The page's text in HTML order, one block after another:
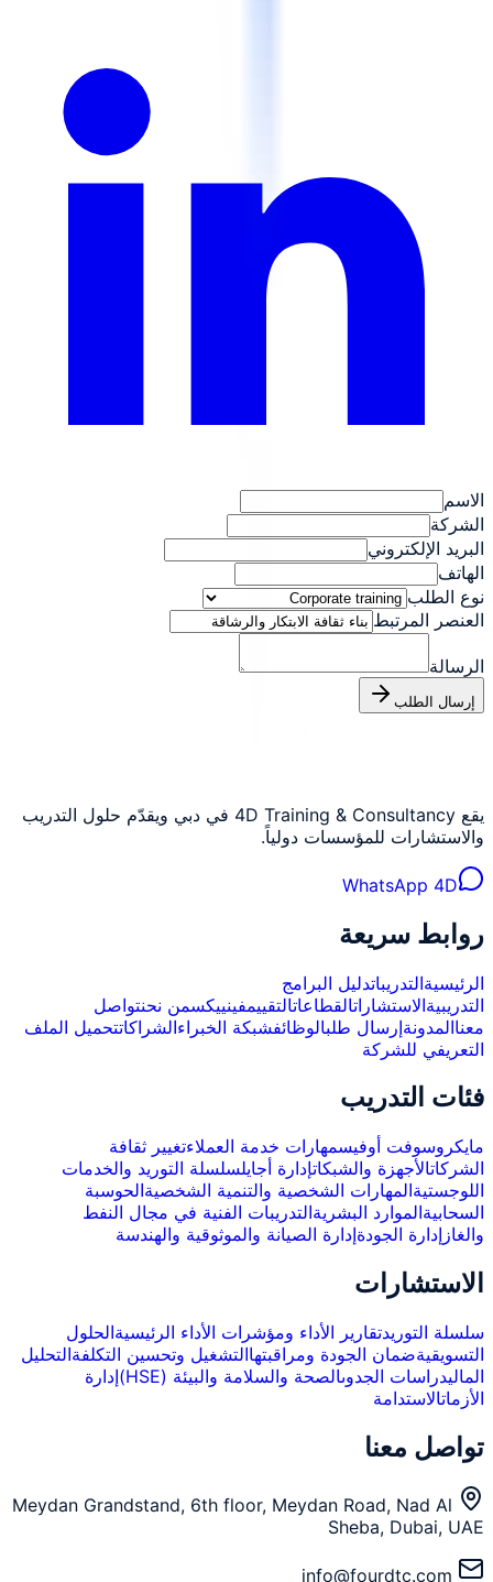
الاسم
الشركة
البريد الإلكتروني
الهاتف
نوع الطلب
العنصر المرتبط
الرسالة
إرسال الطلب
يقع 4D Training & Consultancy في دبي ويقدّم حلول التدريب
والاستشارات للمؤسسات دولياً.
WhatsApp 4D
روابط سريعة
الرئيسيةالتدريباتدليل البرامج
التدريبيةالاستشاراتالقطاعاتالتقييمفينييكسمن نحنتواصل
معناالمدونةإرسال طلبالوظائفشبكة الخبراءالشراكاتتحميل الملف
التعريفي للشركة
فئات التدريب
مايكروسوفت أوفيسمهارات خدمة العملاءتغيير ثقافة
الشركاتالأجهزة والشبكاتإدارة أجايلسلسلة التوريد والخدمات
اللوجستيةالمهارات الشخصية والتنمية الشخصيةالحوسبة
السحابيةالموارد البشريةالتدريبات الفنية في مجال النفط
والغاز إدارة الجودةإدارة الصيانة والموثوقية والهندسة
الاستشارات
سلسلة التوريدتقارير الأداء ومؤشرات الأداء الرئيسيةالحلول
التسويقيةضمان الجودة ومراقبتهاالتشغيل وتحسين التكلفةالتحليل
الماليدراسات الجدوىالصحة والسلامة والبيئة (HSE)
إدارة
الأزماتالاستدامة
تواصل معنا
Meydan Grandstand, 6th floor, Meydan Road, Nad Al
Sheba, Dubai, UAE
info@fourdtc.com